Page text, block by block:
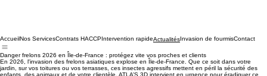
AccueilNos ServicesContrats HACCPIntervention rapideActualitésInvasion de fourmisContact